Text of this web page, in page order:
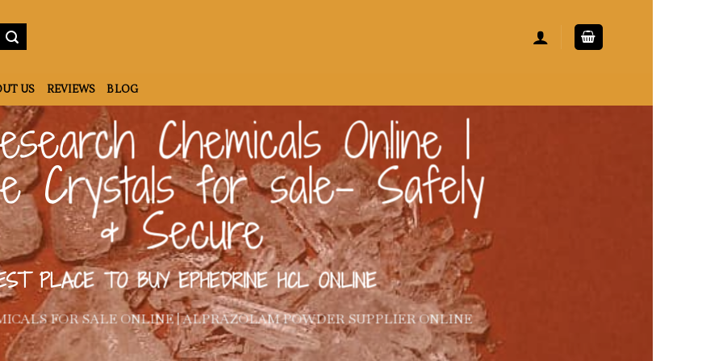
US REVIEWS BLOG
Chemicals Online |
Crystals for sale- Safely
& Secure
PLACE TO BUY EPHEDRINE HCL ONLINE
FOR SALE ONLINE | ALPRAZOLAM POWDER SUPPLIER ONLINE